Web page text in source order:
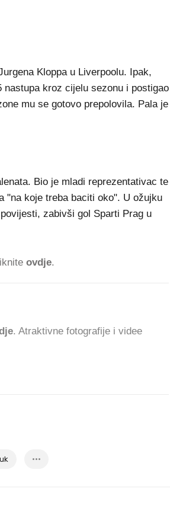
Kloppa u Liverpoolu. Ipak,
kroz cijelu sezonu i postigao
mu se gotovo prepolovila. Pala je
Bio je mladi reprezentativac te
"na koje treba baciti oko". U ožujku
zabivši gol Sparti Prag u
ovdje.
. Atraktivne fotografije i videe